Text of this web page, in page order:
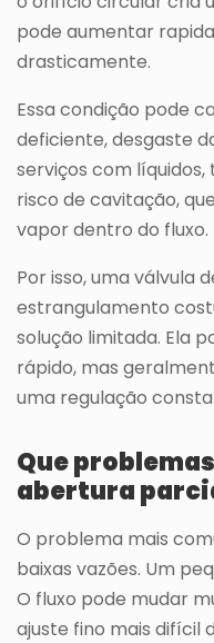
pode aumentar
drasticamente.
Essa condição pode
deficiente, desgaste
serviços com
risco de cavitação,
vapor dentro do fluxo.
Por isso, uma válvula
estrangulamento
solução limitada. Ela
rápido, mas
uma regulação
Que
abertura
O problema mais
baixas vazões. Um
O fluxo pode mudar
ajuste fino mais difícil